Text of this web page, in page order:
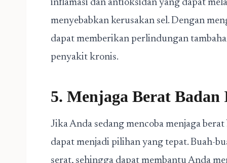
inflamasi dan antioksidan yang dapat
menyebabkan kerusakan sel. Dengan
dapat memberikan perlindungan
penyakit kronis.
5. Menjaga Berat Badan
Jika Anda sedang mencoba menjaga
dapat menjadi pilihan yang tepat. Buah-
serat, sehingga dapat membantu Anda